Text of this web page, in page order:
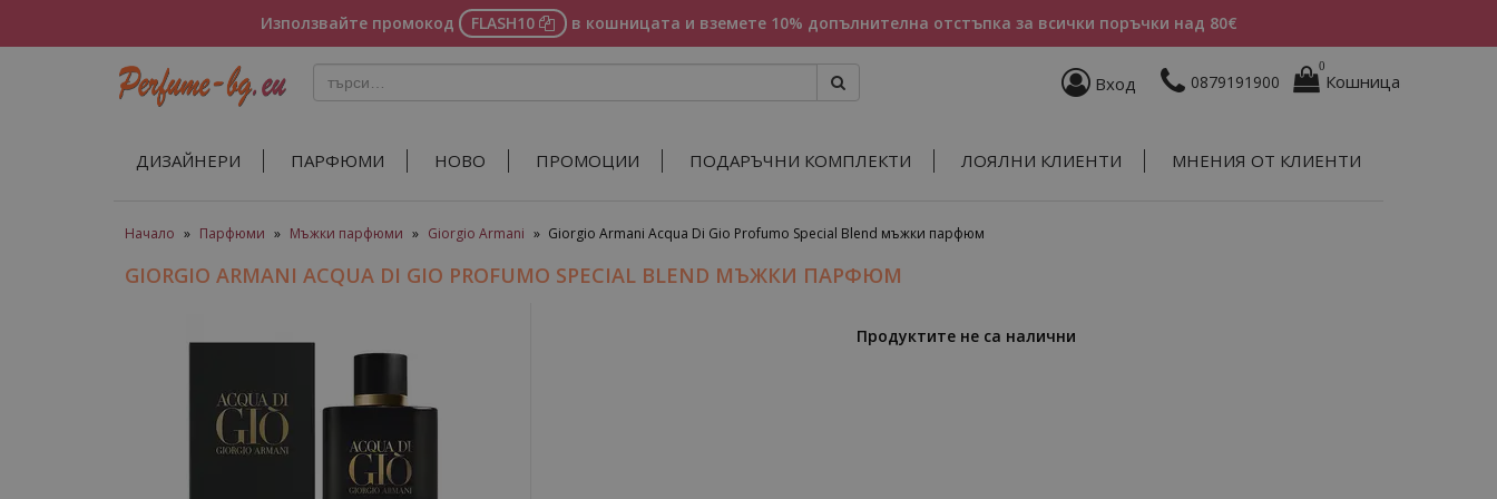
Използвайте промокод FLASH10 в кошницата и вземете 10% допълнителна отстъпка за всички поръчки над 80€
Вход 0879191900
0
Кошница
ДИЗАЙНЕРИ ПАРФЮМИ НОВО ПРОМОЦИИ ПОДАРЪЧНИ КОМПЛЕКТИ ЛОЯЛНИ КЛИЕНТИ МНЕНИЯ ОТ КЛИЕНТИ
Начало » Парфюми » Мъжки парфюми » Giorgio Armani » Giorgio Armani Acqua Di Gio Profumo Special Blend мъжки парфюм
GIORGIO ARMANI ACQUA DI GIO PROFUMO SPECIAL BLEND МЪЖКИ ПАРФЮМ
Продуктите не са налични